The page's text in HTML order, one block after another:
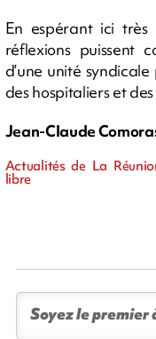
En espérant ici très
réflexions puissent
d’une unité
des hospitaliers et
Jean-Claude
Actualités de La
libre